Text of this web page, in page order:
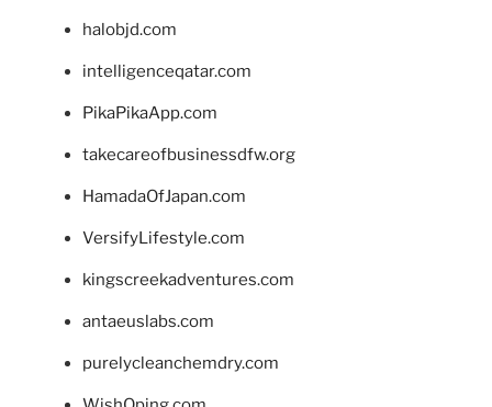
halobjd.com
intelligenceqatar.com
PikaPikaApp.com
takecareofbusinessdfw.org
HamadaOfJapan.com
VersifyLifestyle.com
kingscreekadventures.com
antaeuslabs.com
purelycleanchemdry.com